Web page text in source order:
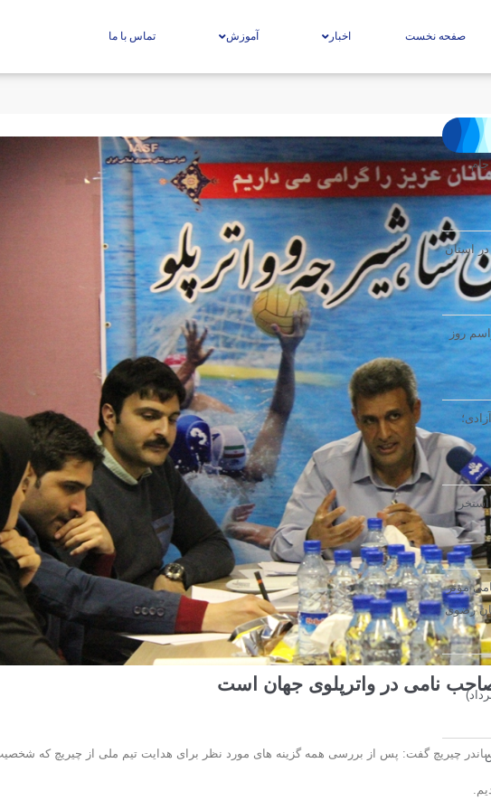
صفحه نخست اخبار آموزش تماس با ما
نامی در واترپلوی جهان است
الکساندر چیریچ گفت: پس از بررسی همه گزینه های مورد نظر برای هدایت تیم ملی از چیریچ که
جام
استان
روز
زیر ۱۰ سال گامی مؤثر
رضوی